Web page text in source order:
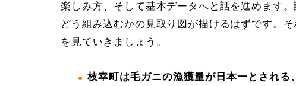
楽しみ方、そして基本データへと話を進めます
どう組み込むかの見取り図が描けるはずです。
を見ていきましょう。
枝幸町は毛ガニの漁獲量が日本一とされる